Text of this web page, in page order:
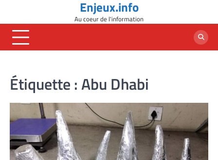
content
Enjeux.info
Au coeur de l'information
Étiquette :Abu Dhabi